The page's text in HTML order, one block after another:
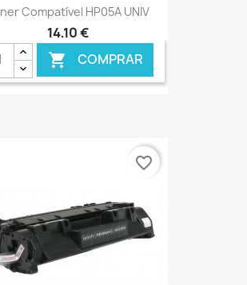
Compatível HP05A UNIV
14,10 €
 COMPRAR
favorite_border